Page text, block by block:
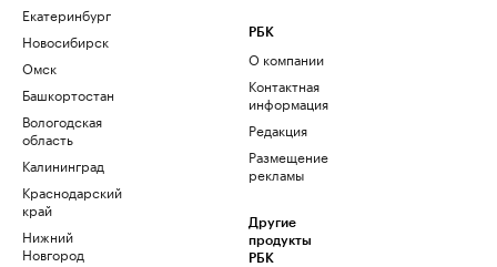
Екатеринбург
Новосибирск
Омск
Башкортостан
Вологодская
область
Калининград
Краснодарский
край
Нижний
Новгород
РБК
О компании
Контактная
информация
Редакция
Размещение
рекламы
Другие
продукты
РБК